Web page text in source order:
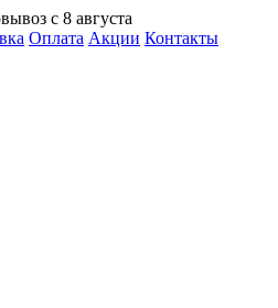
с 8 августа
Оплата Акции Контакты